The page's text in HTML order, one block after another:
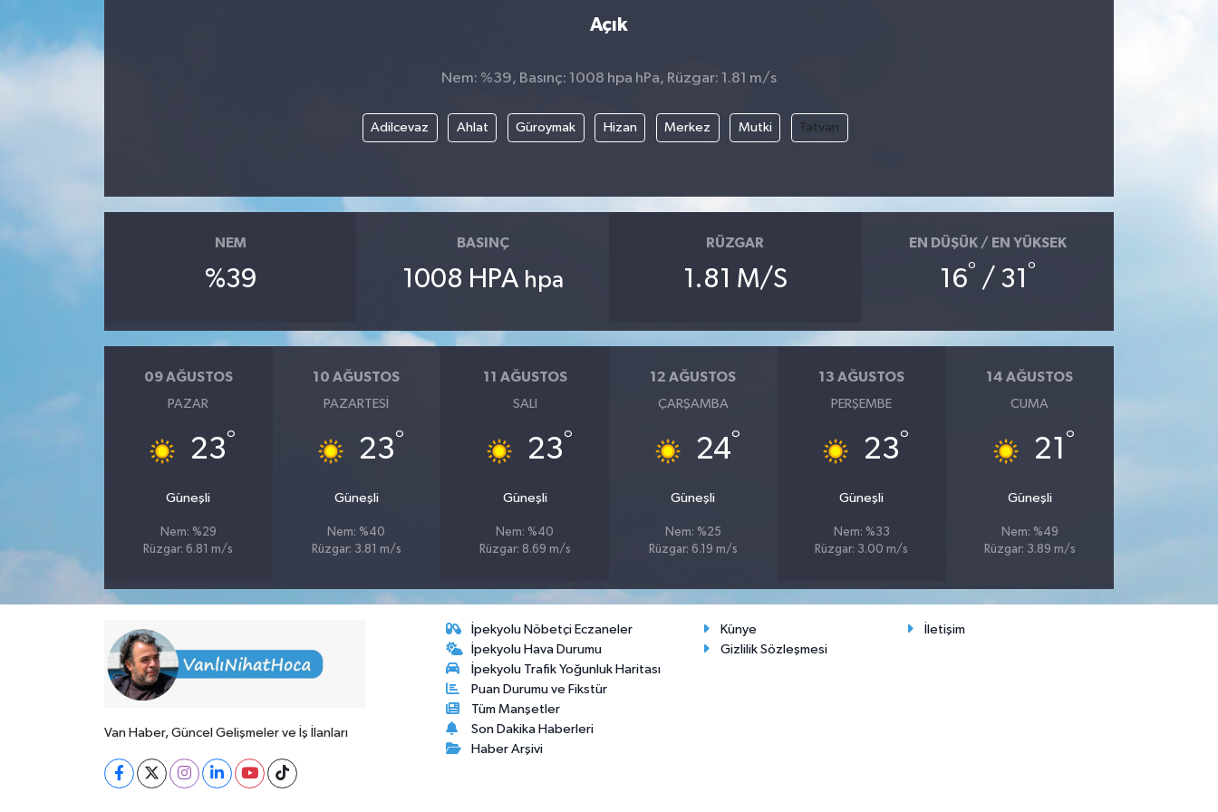
Açık
Nem: %39, Basınç: 1008 hpa hPa, Rüzgar: 1.81 m/s
Adilcevaz Ahlat Güroymak Hizan Merkez Mutki Tatvan
NEM
%39
BASINÇ
1008 HPA hpa
RÜZGAR
1.81 M/S
EN DÜŞÜK / EN YÜKSEK
16° / 31 °
09 AĞUSTOS
PAZAR
23°
Güneşli
Nem: %29
Rüzgar: 6.81 m/s
10 AĞUSTOS
PAZARTESI
23°
Güneşli
Nem: %40
Rüzgar: 3.81 m/s
11 AĞUSTOS
SALI
23°
Güneşli
Nem: %40
Rüzgar: 8.69 m/s
12 AĞUSTOS
ÇARŞAMBA
24°
Güneşli
Nem: %25
Rüzgar: 6.19 m/s
13 AĞUSTOS
PERŞEMBE
23°
Güneşli
Nem: %33
Rüzgar: 3.00 m/s
14 AĞUSTOS
CUMA
21 °
Güneşli
Nem: %49
Rüzgar: 3.89 m/s
Van Haber, Güncel Gelişmeler ve İş İlanları
İpekyolu Nöbetçi Eczaneler
İpekyolu Hava Durumu
İpekyolu Trafik Yoğunluk Haritası
Puan Durumu ve Fikstür
Tüm Manşetler
Son Dakika Haberleri
Haber Arşivi
Künye
İletişim
Gizlilik Sözleşmesi